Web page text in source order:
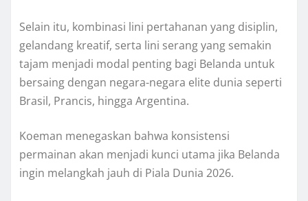
Selain itu, kombinasi lini pertahanan yang disiplin,
gelandang kreatif, serta lini serang yang semakin
tajam menjadi modal penting bagi Belanda untuk
bersaing dengan negara-negara elite dunia seperti
Brasil, Prancis, hingga Argentina.
Koeman menegaskan bahwa konsistensi
permainan akan menjadi kunci utama jika Belanda
ingin melangkah jauh di Piala Dunia 2026.